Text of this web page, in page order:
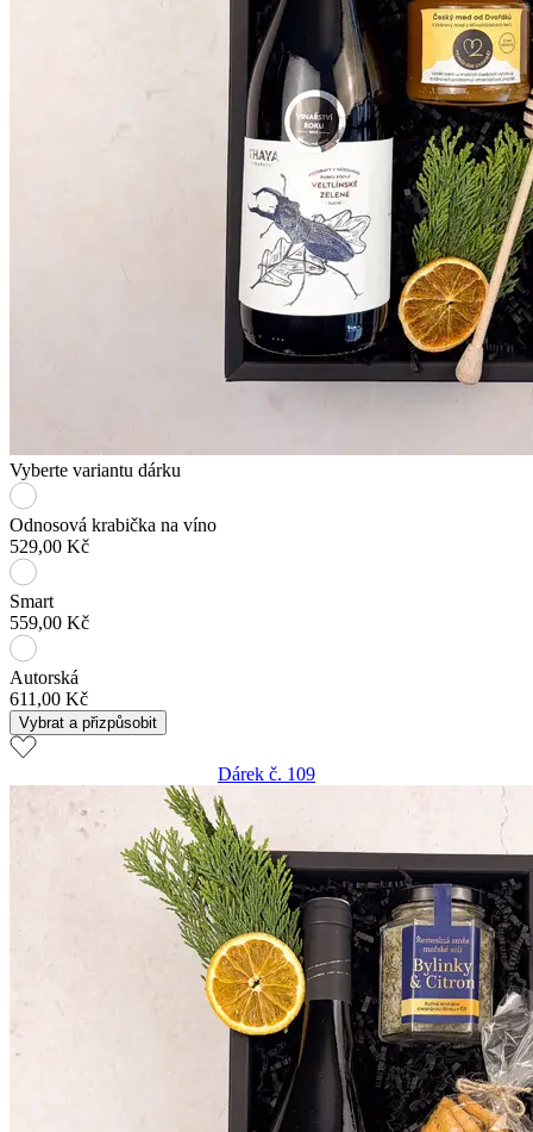
Vyberte variantu dárku
Odnosová krabička na víno
529,00 Kč
Smart
559,00 Kč
Autorská
611,00 Kč
Vybrat a přizpůsobit
Dárek č. 109